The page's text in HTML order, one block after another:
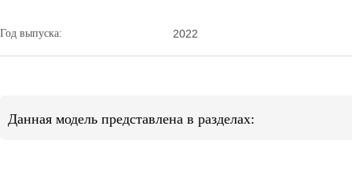
Год выпуска: 2022
Данная модель представлена в разделах: